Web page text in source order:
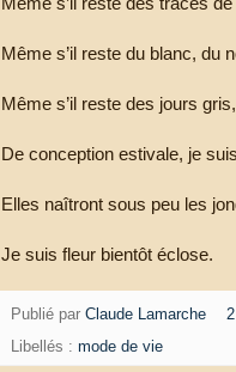
Même s’il reste du blanc, du
Même s’il reste des jours
De conception estivale, je
Elles naîtront sous peu les
Je suis fleur bientôt éclose.
Publié par Claude Lamarche
Libellés : mode de vie